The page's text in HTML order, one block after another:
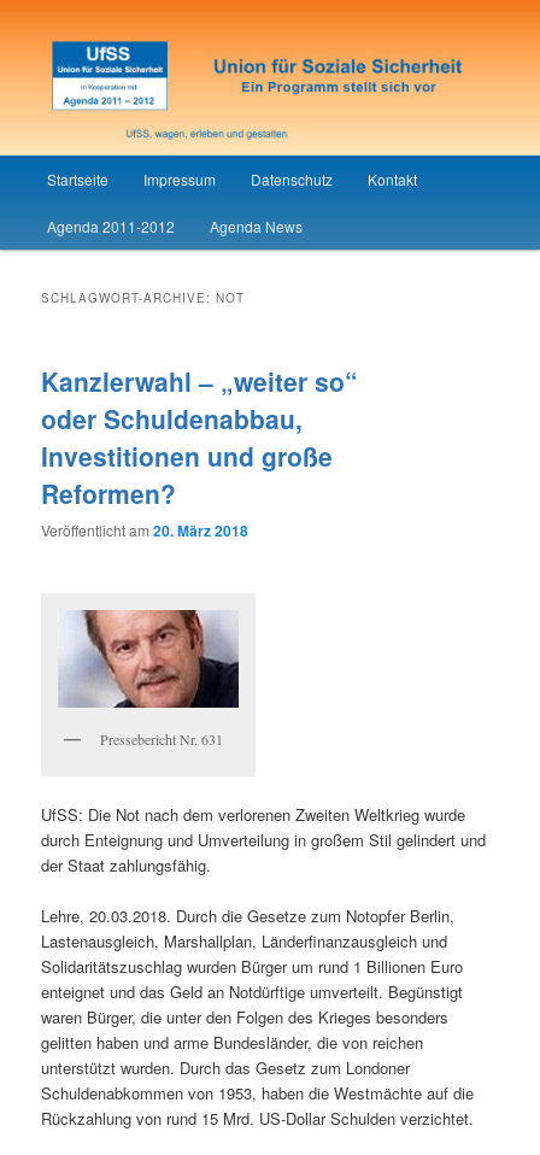
UfSS
Zum
Inhalt
Zum
sekundären
Startseite Impressum Datenschutz Kontakt
Agenda 2011-2012 Agenda News
SCHLAGWORT-ARCHIVE:NOT
Kanzlerwahl – „weiter so“
oder Schuldenabbau,
Investitionen und große
Reformen?
Veröffentlicht am20. März 2018
Pressebericht Nr. 631
UfSS: Die Not nach dem verlorenen Zweiten Weltkrieg wurde
durch Enteignung und Umverteilung in großem Stil gelindert und
der Staat zahlungsfähig.
Lehre, 20.03.2018. Durch die Gesetze zum Notopfer Berlin,
Lastenausgleich, Marshallplan, Länderfinanzausgleich und
Solidaritätszuschlag wurden Bürger um rund 1 Billionen Euro
enteignet und das Geld an Notdürftige umverteilt. Begünstigt
waren Bürger, die unter den Folgen des Krieges besonders
gelitten haben und arme Bundesländer, die von reichen
unterstützt wurden. Durch das Gesetz zum Londoner
Schuldenabkommen von 1953, haben die Westmächte auf die
Rückzahlung von rund 15 Mrd. US-Dollar Schulden verzichtet.